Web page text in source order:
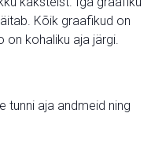
Kõik graafikud on
kohaliku aja järgi.
tunni aja andmeid ning